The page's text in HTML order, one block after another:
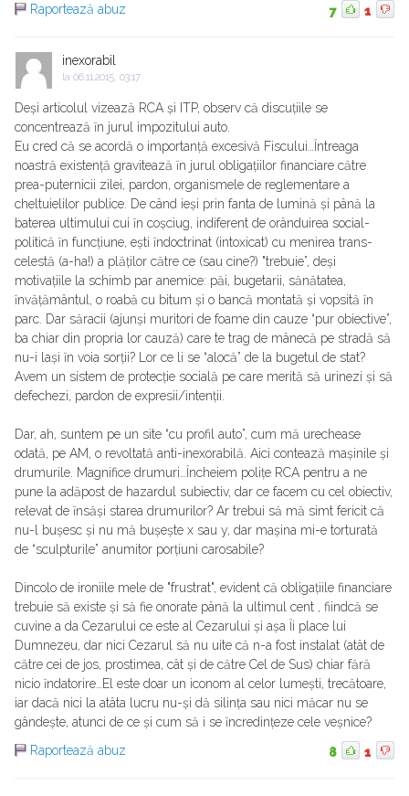
Raportează abuz
7 1
inexorabil
la 06.11.2015, 03:17
Deși articolul vizează RCA și ITP, observ că discuțiile se
concentrează ȋn jurul impozitului auto.
Eu cred că se acordă o importanță excesivă Fiscului…Ȋntreaga
noastră existență gravitează ȋn jurul obligațiilor financiare către
prea-puternicii zilei, pardon, organismele de reglementare a
cheltuielilor publice. De când ieși prin fanta de lumină și până la
baterea ultimului cui ȋn coșciug, indiferent de orânduirea social-
politică ȋn funcțiune, ești ȋndoctrinat (intoxicat) cu menirea trans-
celestă (a-ha!) a plăților către ce (sau cine?) "trebuie”, deși
motivațiile la schimb par anemice: păi, bugetarii, sănătatea,
ȋnvățământul, o roabă cu bitum și o bancă montată și vopsită ȋn
parc. Dar săracii (ajunși muritori de foame din cauze “pur obiective”,
ba chiar din propria lor cauză) care te trag de mânecă pe stradă să
nu-i lași ȋn voia sorții? Lor ce li se “alocă” de la bugetul de stat?
Avem un sistem de protecție socială pe care merită să urinezi și să
defechezi, pardon de expresii/intenții.
Dar, ah, suntem pe un site “cu profil auto”, cum mă urechease
odată, pe AM, o revoltată anti-inexorabilă. Aici contează mașinile și
drumurile. Magnifice drumuri…Ȋncheiem polițe RCA pentru a ne
pune la adăpost de hazardul subiectiv, dar ce facem cu cel obiectiv,
relevat de ȋnsăși starea drumurilor? Ar trebui să mă simt fericit că
nu-l bușesc și nu mă bușește x sau y, dar mașina mi-e torturată
de “sculpturile” anumitor porțiuni carosabile?
Dincolo de ironiile mele de "frustrat", evident că obligațiile financiare
trebuie să existe și să fie onorate până la ultimul cent , fiindcă se
cuvine a da Cezarului ce este al Cezarului și așa Ȋi place lui
Dumnezeu, dar nici Cezarul să nu uite că n-a fost instalat (atât de
către cei de jos, prostimea, cât și de către Cel de Sus) chiar fără
nicio ȋndatorire…El este doar un iconom al celor lumești, trecătoare,
iar dacă nici la atâta lucru nu-și dă silința sau nici măcar nu se
gândește, atunci de ce și cum să i se ȋncredințeze cele veșnice?
Raportează abuz
8 1